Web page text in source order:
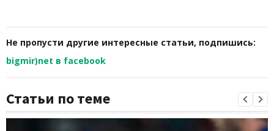
Не пропусти другие интересные статьи, подпишись:
bigmir)net в facebook
Статьи по теме